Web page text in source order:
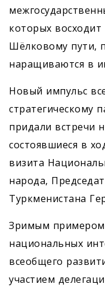
которых
Шёлковому пути,
наращиваются в
Новый импульс
стратегическому
придали встречи
состоявшиеся в
визита
народа,
Туркменистана
Зримым примером
национальных
всеобщего
участием